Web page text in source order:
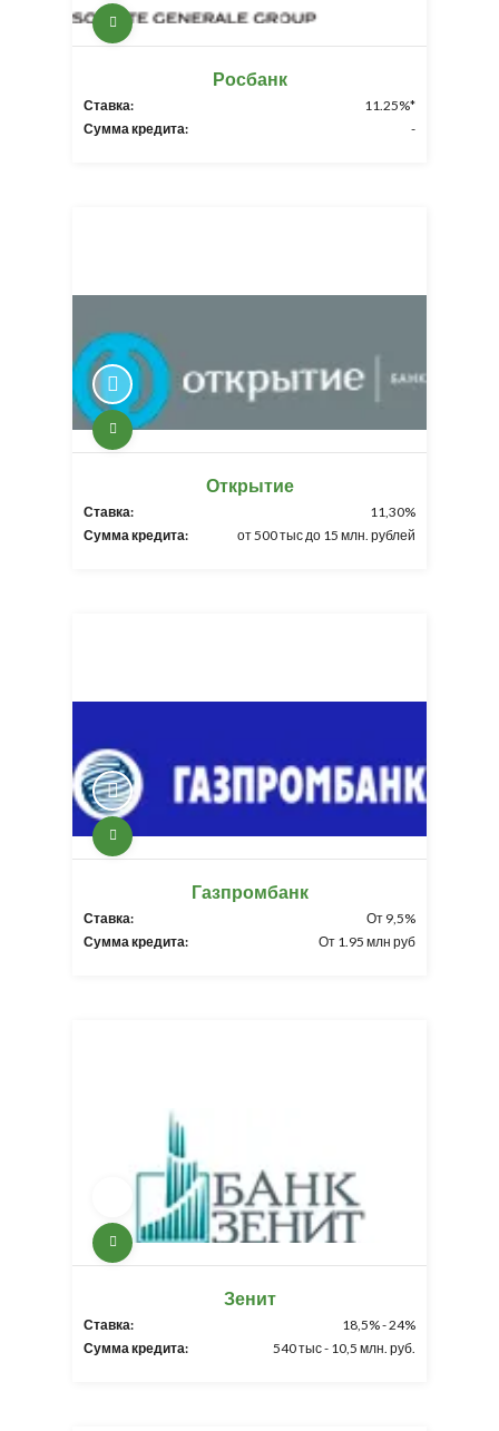
Росбанк
Ставка:
11.25%*
Сумма кредита:
-
Открытие
Ставка:
11,30%
Сумма кредита:
от 500 тыс до 15 млн. рублей
Газпромбанк
Ставка:
От 9,5%
Сумма кредита:
От 1.95 млн руб
Зенит
Ставка:
18,5% - 24%
Сумма кредита:
540 тыс - 10,5 млн. руб.